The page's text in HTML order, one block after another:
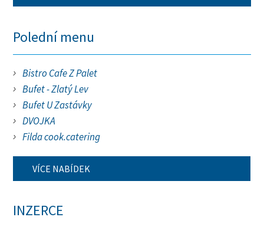
Polední menu
Bistro Cafe Z Palet
Bufet - Zlatý Lev
Bufet U Zastávky
DVOJKA
Filda cook.catering
VÍCE NABÍDEK
INZERCE